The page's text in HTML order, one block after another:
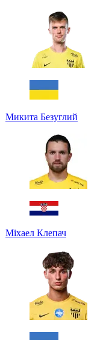
Микита Безуглий
Міхаел Клепач